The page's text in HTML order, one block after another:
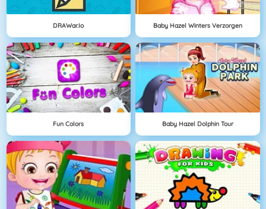
DRAWar.io Baby Hazel Winters Verzorgen
Fun Colors Baby Hazel Dolphin Tour